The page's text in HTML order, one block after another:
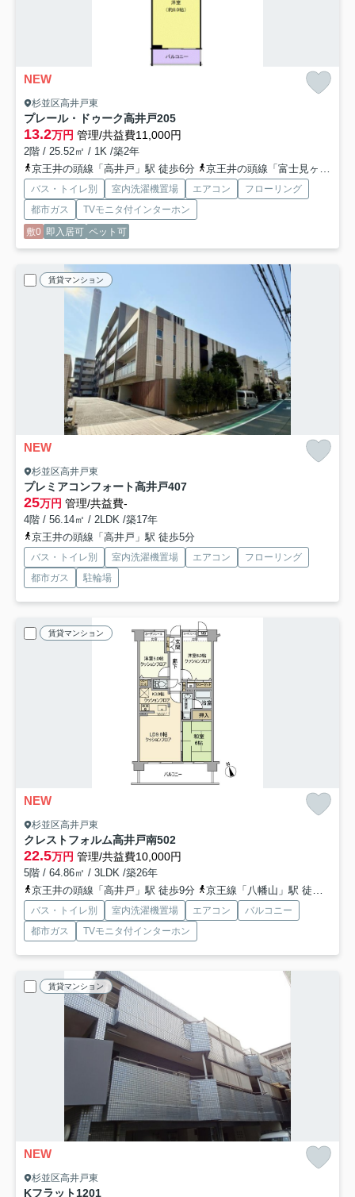
NEW
杉並区高井戸東
プレール・ドゥーク高井戸205
13.2万円 管理/共益費11,000円
2階 / 25.52㎡ / 1K /築2年
京王井の頭線「高井戸」駅 徒歩6分
京王井の頭線「富士見ヶ丘」駅 徒歩16分
バス・トイレ別 室内洗濯機置場 エアコン
フローリング
都市ガス
TVモニタ付インターホン
敷0 即入居可 ペット可
賃貸マンション
NEW
杉並区高井戸東
プレミアコンフォート高井戸407
25万円 管理/共益費-
4階 / 56.14㎡ / 2LDK /築17年
京王井の頭線「高井戸」駅 徒歩5分
バス・トイレ別 室内洗濯機置場 エアコン
フローリング
都市ガス
駐輪場
賃貸マンション
NEW
杉並区高井戸東
クレストフォルム高井戸南502
22.5万円 管理/共益費10,000円
5階 / 64.86㎡ / 3LDK /築26年
京王井の頭線「高井戸」駅 徒歩9分
京王線「八幡山」駅 徒歩12分
バス・トイレ別 室内洗濯機置場 エアコン
バルコニー
都市ガス
TVモニタ付インターホン
賃貸マンション
NEW
杉並区高井戸東
Kフラット1201